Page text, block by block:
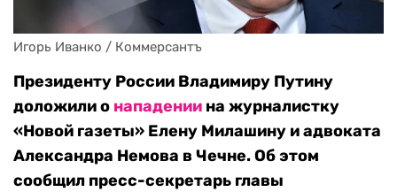
Игорь Иванко / Коммерсантъ
Президенту России Владимиру Путину
доложили о нападении на журналистку
«Новой газеты» Елену Милашину и адвоката
Александра Немова в Чечне. Об этом
сообщил пресс-секретарь главы